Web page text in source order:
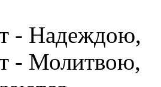
- Надеждою,
- Молитвою,